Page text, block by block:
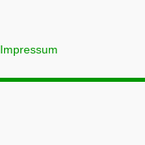
Impressum